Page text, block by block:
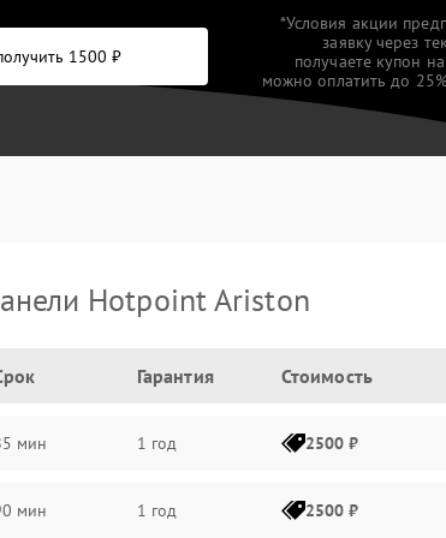
1500 ₽
*Условия акции
заявку через
получаете купон
можно оплатить до
Hotpoint Ariston
Гарантия Стоимость
мин 1 год 2500 ₽
мин 1 год 2500 ₽